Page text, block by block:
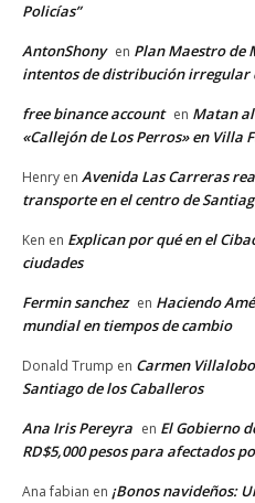
Policías”
AntonShony en Plan Maestro de
intentos de distribución irregular
free binance account en Matan
«Callejón de Los Perros» en Villa
Henry en Avenida Las Carreras
transporte en el centro de
Ken en Explican por qué en el
ciudades
Fermin sanchez en Haciendo
mundial en tiempos de cambio
Donald Trump en Carmen
Santiago de los Caballeros
Ana Iris Pereyra en El Gobierno
RD$5,000 pesos para afectados
Ana fabian en ¡Bonos navideños: